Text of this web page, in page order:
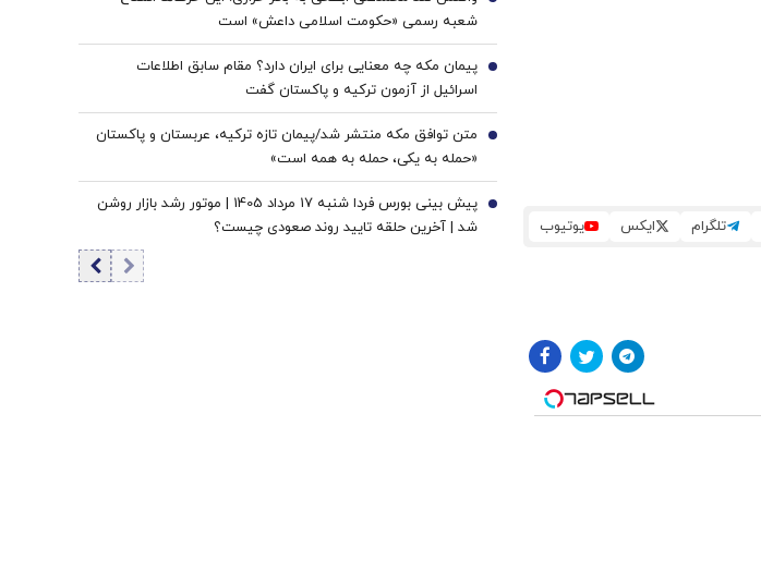
تلگرام ایکس یوتیوب
شعبه رسمی «حکومت اسلامی داعش» است
7
پیمان مکه چه معنایی برای ایران دارد؟ مقام سابق اطلاعات
اسرائیل از آزمون ترکیه و پاکستان گفت
8
متن توافق مکه منتشر شد/پیمان تازه ترکیه، عربستان و پاکستان
«حمله به یکی، حمله به همه است»
9
پیش بینی بورس فردا شنبه 17 مرداد 1405 | موتور رشد بازار روشن
شد | آخرین حلقه تایید روند صعودی چیست؟
10